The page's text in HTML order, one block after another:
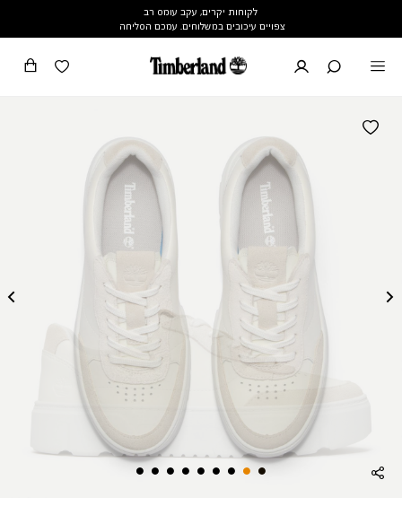
לקוחות יקרים, עקב עומס רב
צפויים עיכובים במשלוחים. עמכם הסליחה